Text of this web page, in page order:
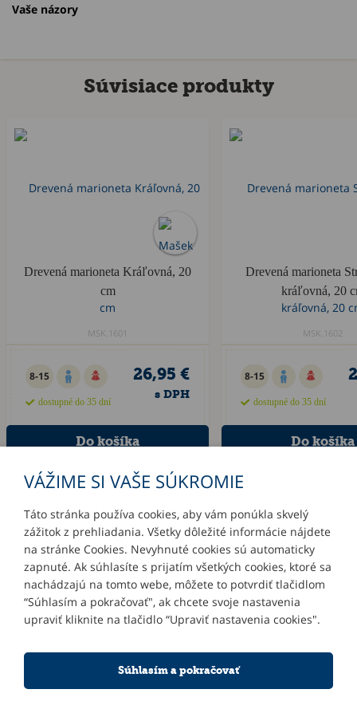
Vaše názory
Súvisiace produkty
Drevená marioneta Kráľovná, 20
cm
MSK.1601
8-15
dostupné do 35 dní
26,95 €
s DPH
Drevená marioneta
kráľovná, 20
MSK.1602
8-15
dostupné do 35 dní
INFORMÁCIE
MÔJ ÚČET
NOVINKY E-MAILOM
VÁŽIME SI VAŠE SÚKROMIE
Táto stránka používa cookies, aby vám ponúkla skvelý
zážitok z prehliadania. Všetky dôležité informácie nájdete
na stránke Cookies. Nevyhnuté cookies sú automaticky
zapnuté. Ak súhlasíte s prijatím všetkých cookies, ktoré sa
nachádzajú na tomto webe, môžete to potvrdiť tlačidlom
“Súhlasím a pokračovať", ak chcete svoje nastavenia
upraviť kliknite na tlačidlo “Upraviť nastavenia cookies".
Súhlasím a pokračovať